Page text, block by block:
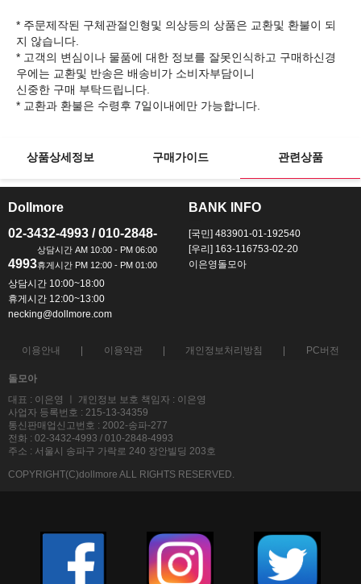
* 주문제작된 구체관절인형및 의상등의 상품은 교환및 환불이 되
지 않습니다.
* 고객의 변심이나 물품에 대한 정보를 잘못인식하고 구매하신경
우에는 교환및 반송은 배송비가 소비자부담이니
신중한 구매 부탁드립니다.
상품상세정보 구매가이드 관련상품
Dollmore
02-3432-4993 / 010-2848-
4993
상담시간 10:00~18:00
휴게시간 12:00~13:00
necking@dollmore.com
BANK INFO
[국민] 483901-01-192540
[우리] 163-116753-02-20
이은영돌모아
이용안내 이용약관 개인정보처리방침 PC버전
돌모아
대표 : 이은영 ㅣ 개인정보 보호 책임자 : 이은영
사업자 등록번호 : 215-13-34359
통신판매업신고번호 : 2002-송파-277
전화 : 02-3432-4993 / 010-2848-4993
주소 : 서울시 송파구 가락로 240 장안빌딩 203호
COPYRIGHT(C)dollmore ALL RIGHTS RESERVED.